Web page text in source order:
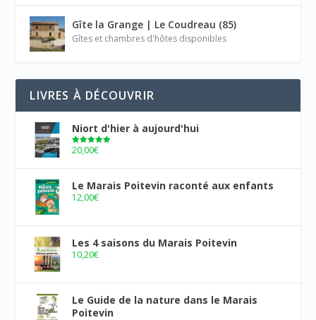
Gîte la Grange | Le Coudreau (85)
Gîtes et chambres d'hôtes disponibles
LIVRES À DÉCOUVRIR
Niort d'hier à aujourd'hui
Note5.00
20,00€
Le Marais Poitevin raconté aux enfants
12,00€
Les 4 saisons du Marais Poitevin
10,20€
Le Guide de la nature dans le Marais
Poitevin